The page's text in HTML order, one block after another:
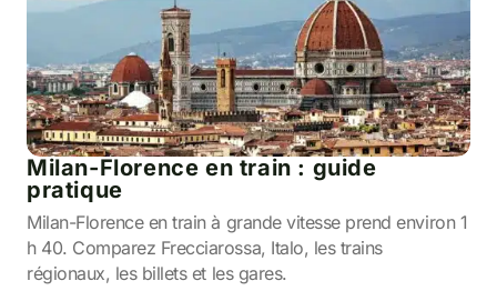
Milan-Florence en train : guide
pratique
Milan-Florence en train à grande vitesse prend environ 1
h 40. Comparez Frecciarossa, Italo, les trains
régionaux, les billets et les gares.